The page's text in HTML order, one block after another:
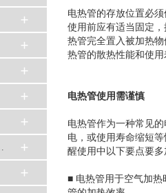
电热管的存放位置必
使用前应有适当固定
热管完全置入被加热
热管的散热性能和使用
电热管使用需谨慎
电热管作为一种常见
电，或使用寿命缩短
醒使用中以下要点要多
■ 电热管用于空气加热